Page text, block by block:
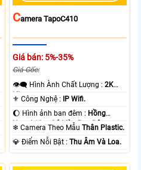
CAmera TapoC410
Giá bán: 5%-35%
Giá Gốc:
👁️‍🗨 Hình Ành Chất Lượng :2K
Lite .
⚜️ Công Nghệ : IP Wifi.
🌔 Hình ảnh ban đêm : Hồng
Ngoại 10m Có Màu Ban Ðêm.
❄ Camera Theo MẫuThân Plastic.
️💎 Điểm Nỗi Bật :Thu Âm Và Loa.